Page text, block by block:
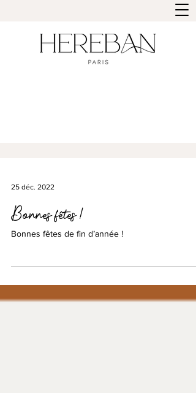
25 déc. 2022
Bonnes fêtes !
Bonnes fêtes de fin d’année !